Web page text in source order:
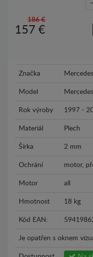
186 €
157 €
Značka Mercedes
Model
Rok výroby 1997 -
Materiál Plech
Šírka 2 mm
Ochrání motor,
Motor all
Hmotnost 18 kg
Kód EAN:
Je opatřen s oknem